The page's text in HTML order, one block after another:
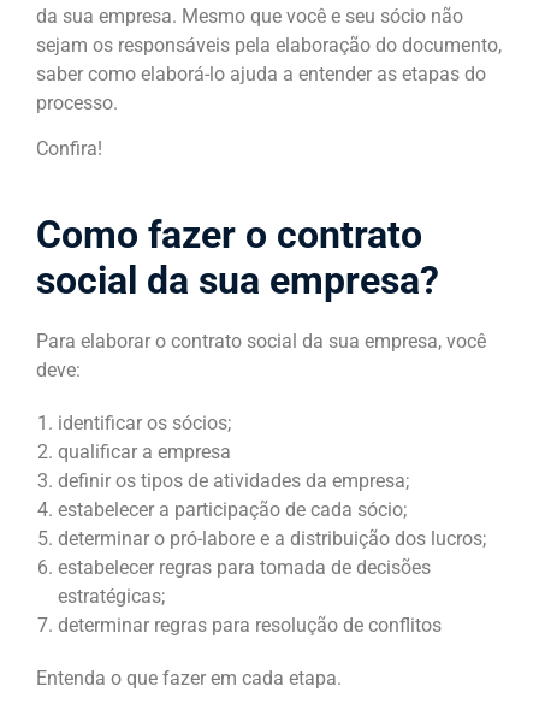
da sua empresa. Mesmo que você e seu sócio não
sejam os responsáveis pela elaboração do documento,
saber como elaborá-lo ajuda a entender as etapas do
processo.
Confira!
Como fazer o contrato
social da sua empresa?
Para elaborar o contrato social da sua empresa, você
deve:
identificar os sócios;
qualificar a empresa
definir os tipos de atividades da empresa;
estabelecer a participação de cada sócio;
determinar o pró-labore e a distribuição dos lucros;
estabelecer regras para tomada de decisões
estratégicas;
determinar regras para resolução de conflitos
Entenda o que fazer em cada etapa.